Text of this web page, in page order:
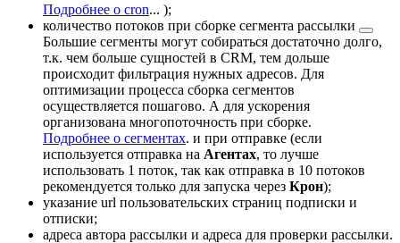
Подробнее о cron... );
количество потоков при сборке сегмента рассылки
Большие сегменты могут собираться достаточно долго,
т.к. чем больше сущностей в CRM, тем дольше
происходит фильтрация нужных адресов. Для
оптимизации процесса сборка сегментов
осуществляется пошагово. А для ускорения
организована многопоточность при сборке.
Подробнее о сегментах. и при отправке (если
используется отправка на Агентах, то лучше
использовать 1 поток, так как отправка в 10 потоков
рекомендуется только для запуска через Крон);
указание url пользовательских страниц подписки и
отписки;
адреса автора рассылки и адреса для проверки рассылки.